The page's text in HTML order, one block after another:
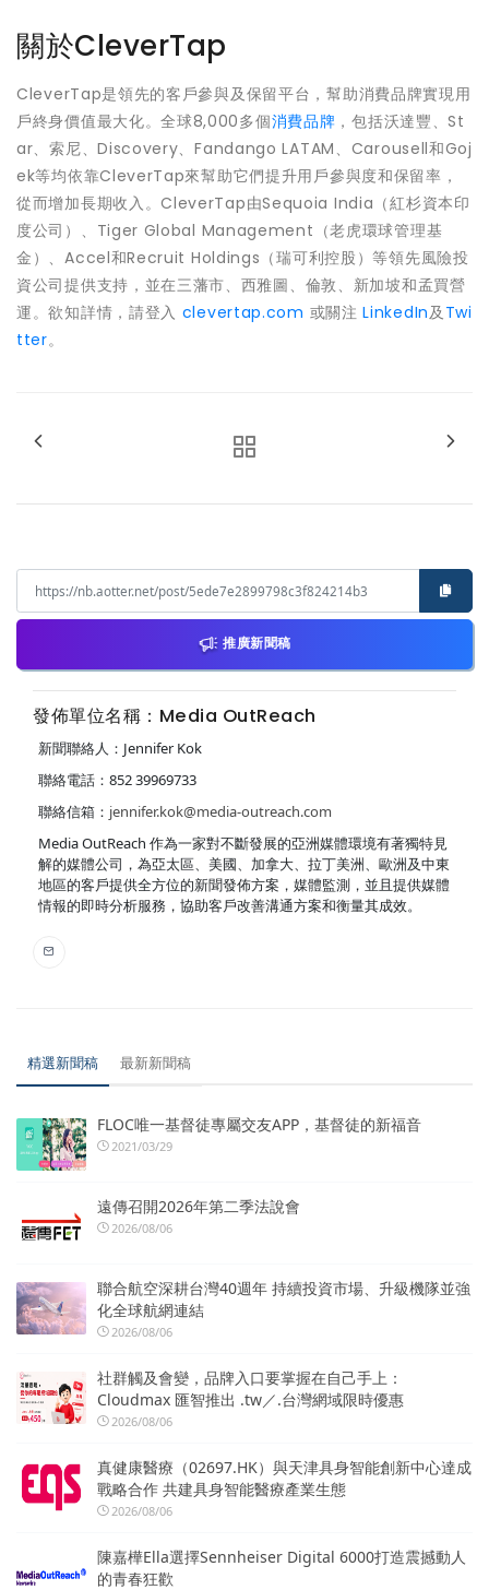
關於CleverTap
CleverTap是領先的客戶參與及保留平台，幫助消費品牌實現用
戶終身價值最大化。全球8,000多個消費品牌 ，包括沃達豐、St
ar、索尼、Discovery、Fandango LATAM、Carousell和Goj
ek等均依靠CleverTap來幫助它們提升用戶參與度和保留率，
從而增加長期收入。CleverTap由Sequoia India（紅杉資本印
度公司）、Tiger Global Management（老虎環球管理基
金）、Accel和Recruit Holdings（瑞可利控股）等領先風險投
資公司提供支持，並在三藩市、西雅圖、倫敦、新加坡和孟買營
運。欲知詳情，請登入 clevertap.com 或關注LinkedIn及Twi
tter。
推廣新聞稿
發佈單位名稱：Media OutReach
新聞聯絡人：Jennifer Kok
聯絡電話：852 39969733
聯絡信箱： jennifer.kok@media-outreach.com
Media OutReach 作為一家對不斷發展的亞洲媒體環境有著獨特見
解的媒體公司，為亞太區、美國、加拿大、拉丁美洲、歐洲及中東
地區的客戶提供全方位的新聞發佈方案，媒體監測，並且提供媒體
情報的即時分析服務，協助客戶改善溝通方案和衡量其成效。
精選新聞稿 最新新聞稿
FLOC唯一基督徒專屬交友APP，基督徒的新福音
2021/03/29
遠傳召開2026年第二季法說會
2026/08/06
聯合航空深耕台灣40週年 持續投資市場、升級機隊並強
化全球航網連結
2026/08/06
社群觸及會變，品牌入口要掌握在自己手上：
Cloudmax 匯智推出 .tw／.台灣網域限時優惠
2026/08/06
真健康醫療（02697.HK）與天津具身智能創新中心達成
戰略合作 共建具身智能醫療產業生態
2026/08/06
陳嘉樺Ella選擇Sennheiser Digital 6000打造震撼動人
的青春狂歡